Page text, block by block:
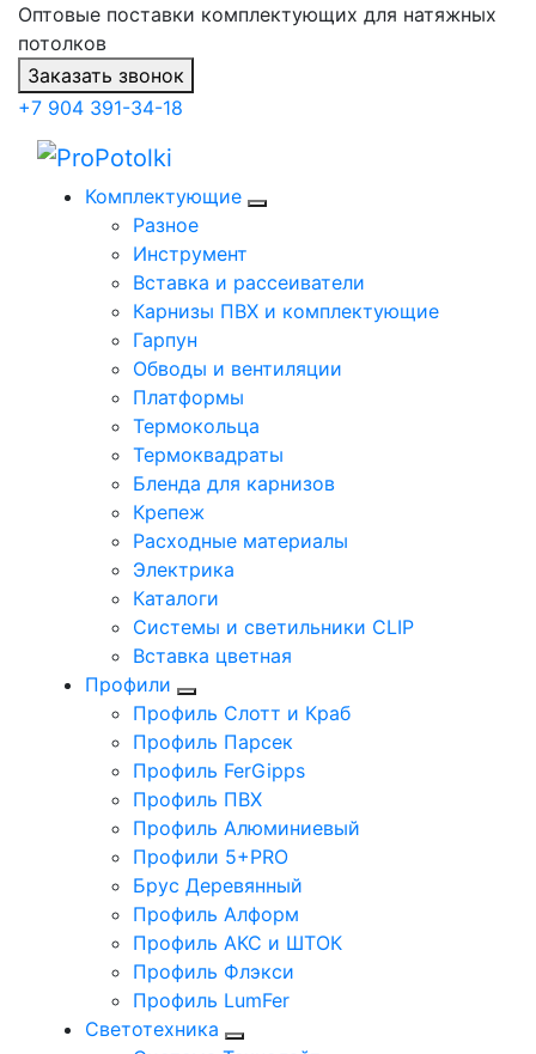
Оптовые поставки комплектующих для натяжных
потолков
Заказать звонок
+7 904 391-34-18
Комплектующие
Разное
Инструмент
Вставка и рассеиватели
Карнизы ПВХ и комплектующие
Гарпун
Обводы и вентиляции
Платформы
Термокольца
Термоквадраты
Бленда для карнизов
Крепеж
Расходные материалы
Электрика
Каталоги
Системы и светильники CLIP
Вставка цветная
Профили
Профиль Слотт и Краб
Профиль Парсек
Профиль FerGipps
Профиль ПВХ
Профиль Алюминиевый
Профили 5+PRO
Брус Деревянный
Профиль Алформ
Профиль АКС и ШТОК
Профиль Флэкси
Профиль LumFer
Светотехника